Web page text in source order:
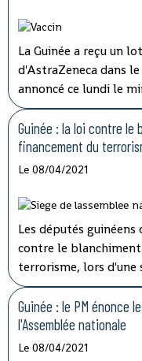
les opérations de
La Guinée a reçu un
d'AstraZeneca dans
annoncé ce lundi le
médécin général
Guinée : la loi contre
financement du
Le 08/04/2021
Les députés
contre le
terrorisme, lors d'une
membres du
Guinée : le PM énonce
l'Assemblée nationale
Le 08/04/2021